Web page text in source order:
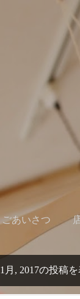
ごあいさつ
1月, 2017の投稿